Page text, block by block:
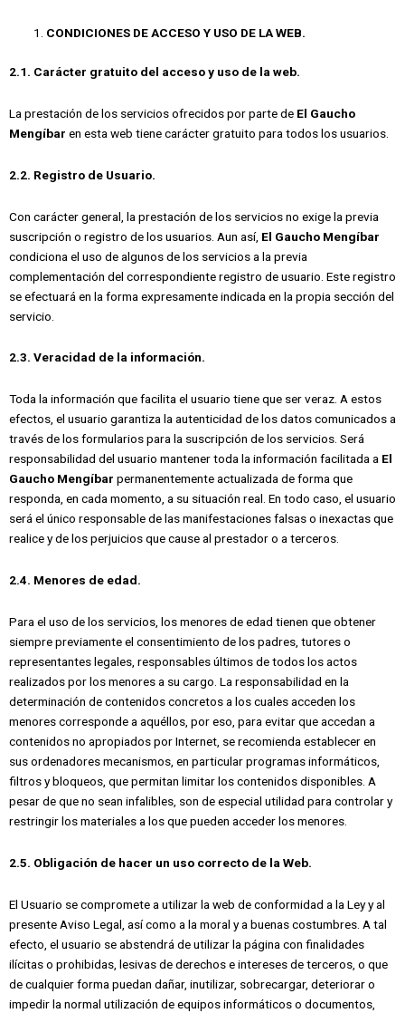
CONDICIONES DE ACCESO Y USO DE LA WEB.
2.1. Carácter gratuito del acceso y uso de la web.
La prestación de los servicios ofrecidos por parte de El Gaucho
Mengíbar en esta web tiene carácter gratuito para todos los usuarios.
2.2. Registro de Usuario.
Con carácter general, la prestación de los servicios no exige la previa
suscripción o registro de los usuarios. Aun así, El Gaucho Mengíbar
condiciona el uso de algunos de los servicios a la previa
complementación del correspondiente registro de usuario. Este registro
se efectuará en la forma expresamente indicada en la propia sección del
servicio.
2.3. Veracidad de la información.
Toda la información que facilita el usuario tiene que ser veraz. A estos
efectos, el usuario garantiza la autenticidad de los datos comunicados a
través de los formularios para la suscripción de los servicios. Será
responsabilidad del usuario mantener toda la información facilitada a El
Gaucho Mengíbar permanentemente actualizada de forma que
responda, en cada momento, a su situación real. En todo caso, el usuario
será el único responsable de las manifestaciones falsas o inexactas que
realice y de los perjuicios que cause al prestador o a terceros.
2.4. Menores de edad.
Para el uso de los servicios, los menores de edad tienen que obtener
siempre previamente el consentimiento de los padres, tutores o
representantes legales, responsables últimos de todos los actos
realizados por los menores a su cargo. La responsabilidad en la
determinación de contenidos concretos a los cuales acceden los
menores corresponde a aquéllos, por eso, para evitar que accedan a
contenidos no apropiados por Internet, se recomienda establecer en
sus ordenadores mecanismos, en particular programas informáticos,
filtros y bloqueos, que permitan limitar los contenidos disponibles. A
pesar de que no sean infalibles, son de especial utilidad para controlar y
restringir los materiales a los que pueden acceder los menores.
2.5. Obligación de hacer un uso correcto de la Web.
El Usuario se compromete a utilizar la web de conformidad a la Ley y al
presente Aviso Legal, así como a la moral y a buenas costumbres. A tal
efecto, el usuario se abstendrá de utilizar la página con finalidades
ilícitas o prohibidas, lesivas de derechos e intereses de terceros, o que
de cualquier forma puedan dañar, inutilizar, sobrecargar, deteriorar o
impedir la normal utilización de equipos informáticos o documentos,